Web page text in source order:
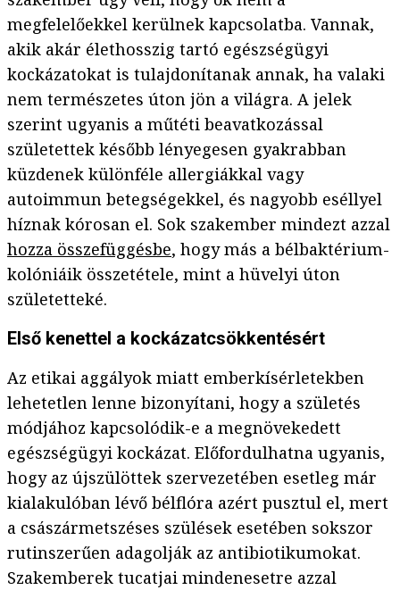
megfelelőekkel kerülnek kapcsolatba. Vannak,
akik akár élethosszig tartó egészségügyi
kockázatokat is tulajdonítanak annak, ha valaki
nem természetes úton jön a világra. A jelek
szerint ugyanis a műtéti beavatkozással
születettek később lényegesen gyakrabban
küzdenek különféle allergiákkal vagy
autoimmun betegségekkel, és nagyobb eséllyel
híznak kórosan el. Sok szakember mindezt azzal
hozza összefüggésbe, hogy más a bélbaktérium-
kolóniáik összetétele, mint a hüvelyi úton
születetteké.
Első kenettel a kockázatcsökkentésért
Az etikai aggályok miatt emberkísérletekben
lehetetlen lenne bizonyítani, hogy a születés
módjához kapcsolódik-e a megnövekedett
egészségügyi kockázat. Előfordulhatna ugyanis,
hogy az újszülöttek szervezetében esetleg már
kialakulóban lévő bélflóra azért pusztul el, mert
a császármetszéses szülések esetében sokszor
rutinszerűen adagolják az antibiotikumokat.
Szakemberek tucatjai mindenesetre azzal